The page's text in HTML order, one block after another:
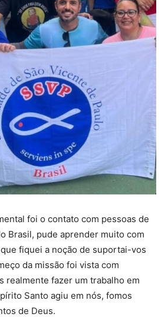
foi o contato com pessoas de
Brasil, pude aprender muito com
fiquei a noção de suportai-vos
da missão foi vista com
realmente fazer um trabalho em
Santo agiu em nós, fomos
de Deus.